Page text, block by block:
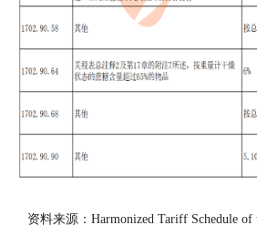
资料来源：Harmonized Tariff Schedule of